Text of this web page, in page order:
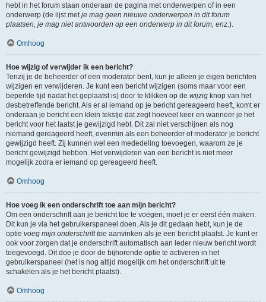
hebt in het forum staan onderaan de pagina met onderwerpen of in een
onderwerp (de lijst metje mag geen nieuwe onderwerpen in dit forum
plaatsen, je mag niet antwoorden op een onderwerp in dit forum, enz.).
Omhoog
Hoe wijzig of verwijder ik een bericht?
Tenzij je de beheerder of een moderator bent, kun je alleen je eigen berichten
wijzigen en verwijderen. Je kunt een bericht wijzigen (soms maar voor een
beperkte tijd nadat het geplaatst is) door te klikken op de wijzig knop van het
desbetreffende bericht. Als er al iemand op je bericht gereageerd heeft, komt er
onderaan je bericht een klein tekstje dat zegt hoeveel keer en wanneer je het
bericht voor het laatst je gewijzigd hebt. Dit zal niet verschijnen als nog
niemand gereageerd heeft, evenmin als een beheerder of moderator je bericht
gewijzigd heeft. Zij kunnen wel een mededeling toevoegen, waarom ze je
bericht gewijzigd hebben. Het verwijderen van een bericht is niet meer
mogelijk zodra er iemand op gereageerd heeft.
Omhoog
Hoe voeg ik een onderschrift toe aan mijn bericht?
Om een onderschrift aan je bericht toe te voegen, moet je er eerst één maken.
Dit kun je via het gebruikerspaneel doen. Als je dit gedaan hebt, kun je de
optie voeg mijn onderschrift toe aanvinken als je een bericht plaatst. Je kunt er
ook voor zorgen dat je onderschrift automatisch aan ieder nieuw bericht wordt
toegevoegd. Dit doe je door de bijhorende optie te activeren in het
gebruikerspaneel (het is nog altijd mogelijk om het onderschrift uit te
schakelen als je het bericht plaatst).
Omhoog